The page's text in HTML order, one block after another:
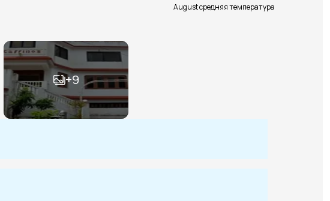
August средняя температура
+9